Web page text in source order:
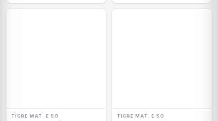
TIGRE MAT. E SO TIGRE MAT. E SO